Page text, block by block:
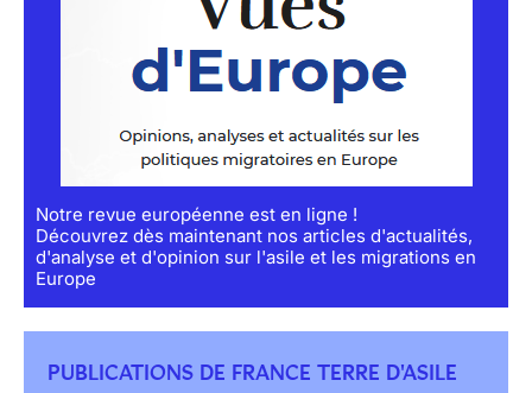
Notre revue européenne est en ligne !
Découvrez dès maintenant nos articles d'actualités,
d'analyse et d'opinion sur l'asile et les migrations en
Europe
PUBLICATIONS DE FRANCE TERRE D'ASILE